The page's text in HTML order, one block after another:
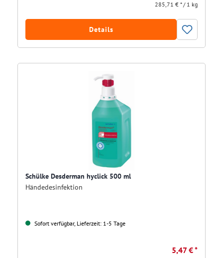
285,71 € * / 1 kg
Details
Schülke Desderman hyclick 500 ml
Händedesinfektion
Sofort verfügbar, Lieferzeit: 1-5 Tage
5,47 € *